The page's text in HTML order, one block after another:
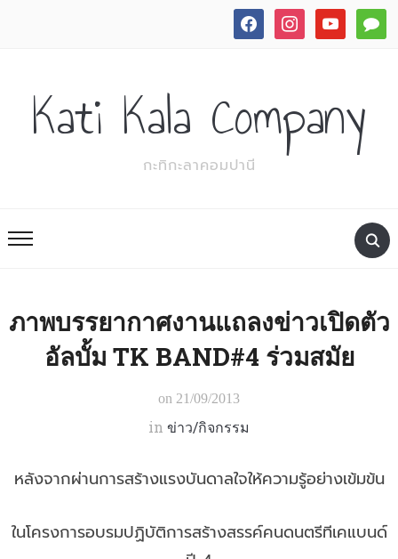
facebook instagramyoutube
Kati Kala Company
กะทิกะลาคอมปานี
ภาพบรรยากาศงานแถลงข่าวเปิดตัว
อัลบั้ม TK BAND#4 ร่วมสมัย
on 21/09/2013
in ข่าว/กิจกรรม
หลังจากผ่านการสร้างแรงบันดาลใจให้ความรู้อย่างเข้มข้น
ในโครงการอบรมปฏิบัติการสร้างสรรค์คนดนตรีทีเคแบนด์